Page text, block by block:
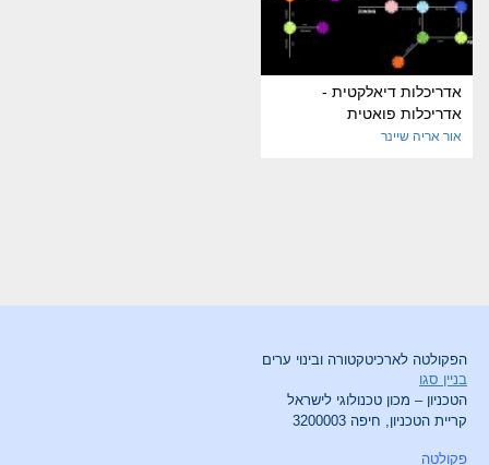
אדריכלות דיאלקטית -
אדריכלות פואטית
אור אריה שיינר
הפקולטה לארכיטקטורה ובינוי ערים
בניין סגו
הטכניון – מכון טכנולוגי לישראל
קריית הטכניון, חיפה 3200003
פקולטה